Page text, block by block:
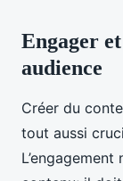
Engager
audience
Créer du
tout aussi